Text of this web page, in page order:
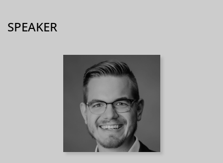
SPEAKER